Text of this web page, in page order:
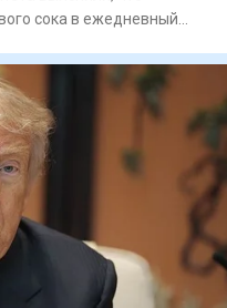
сока в ежедневный